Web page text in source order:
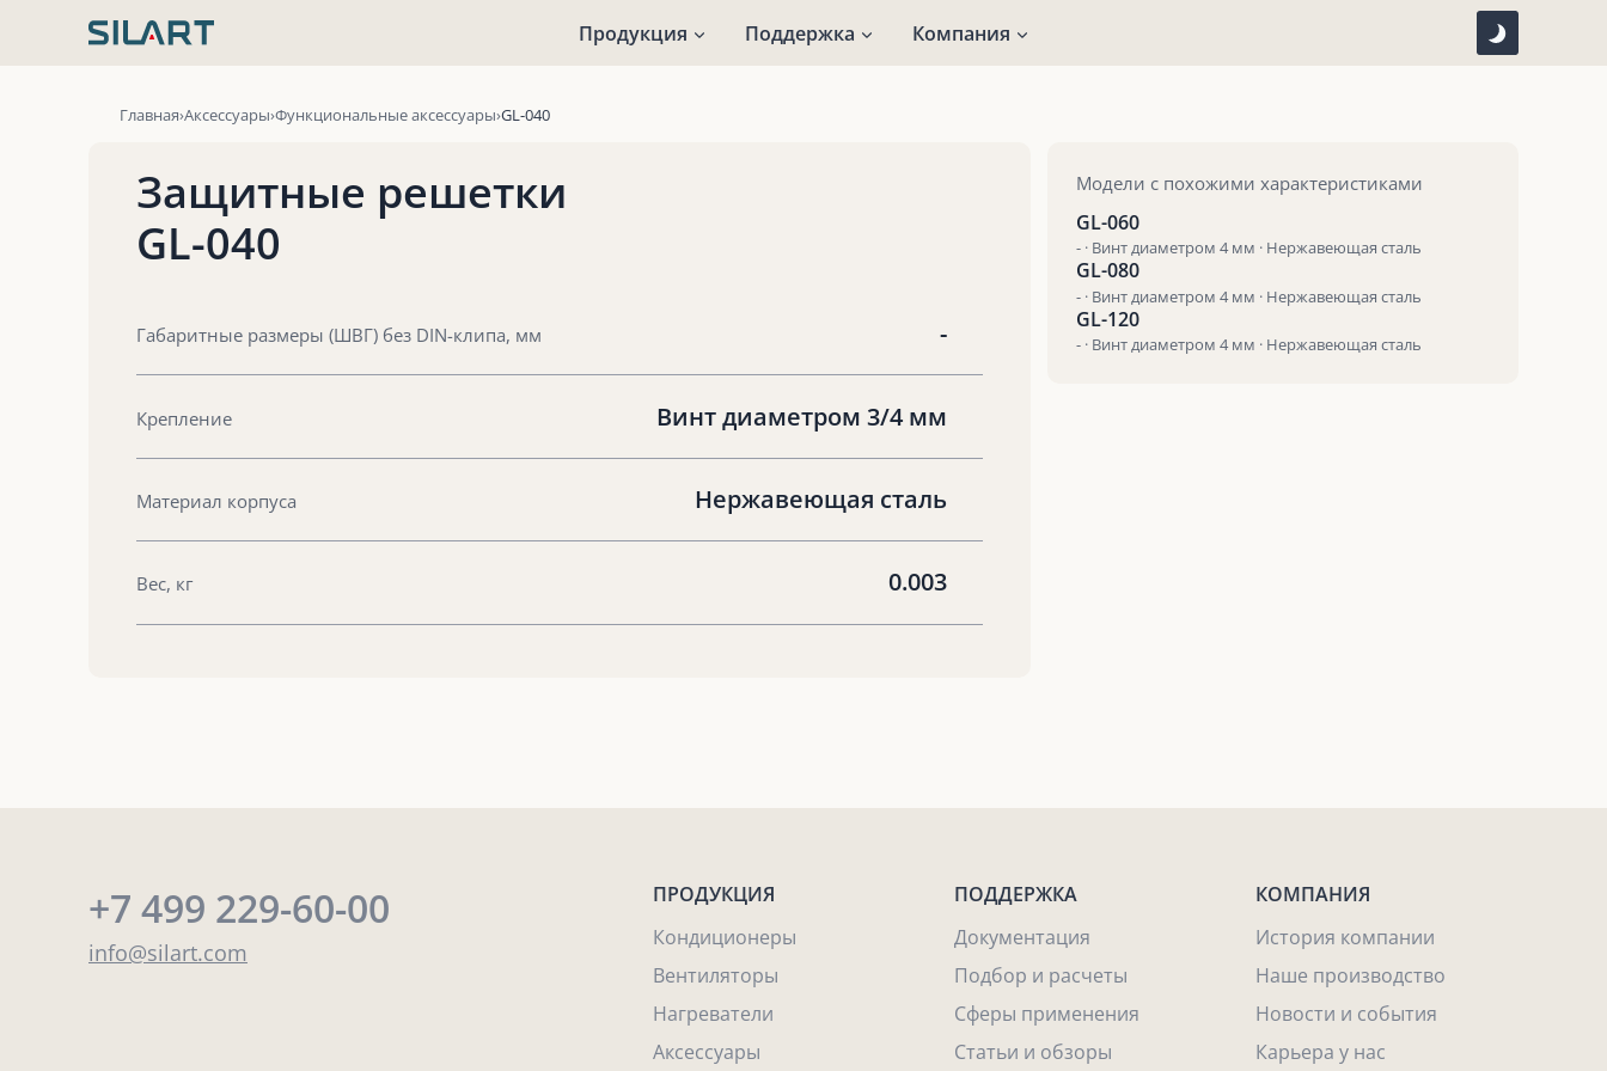
Продукция Поддержка Компания
Главная Аксессуары Функциональные аксессуары GL-040
Защитные решетки
GL-040
Габаритные размеры (ШВГ) без DIN-клипа, мм -
Крепление Винт диаметром 3/4 мм
Материал корпуса Нержавеющая сталь
Вес, кг 0.003
Модели с похожими характеристиками
GL-060
- · Винт диаметром 4 мм · Нержавеющая сталь
GL-080
- · Винт диаметром 4 мм · Нержавеющая сталь
GL-120
- · Винт диаметром 4 мм · Нержавеющая сталь
+7 499 229-60-00
info@silart.com
ПРОДУКЦИЯ
Кондиционеры
Вентиляторы
Нагреватели
Аксессуары
ПОДДЕРЖКА
Документация
Подбор и расчеты
Сферы применения
Статьи и обзоры
КОМПАНИЯ
История компании
Наше производство
Новости и события
Карьера у нас